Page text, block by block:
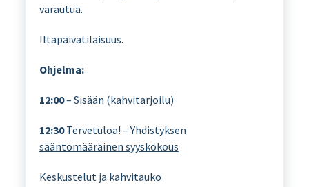
varautua.
Iltapäivätilaisuus.
Ohjelma:
12:00– Sisään (kahvitarjoilu)
12:30Tervetuloa! – Yhdistyksen
sääntömääräinen syyskokous
Keskustelut ja kahvitauko